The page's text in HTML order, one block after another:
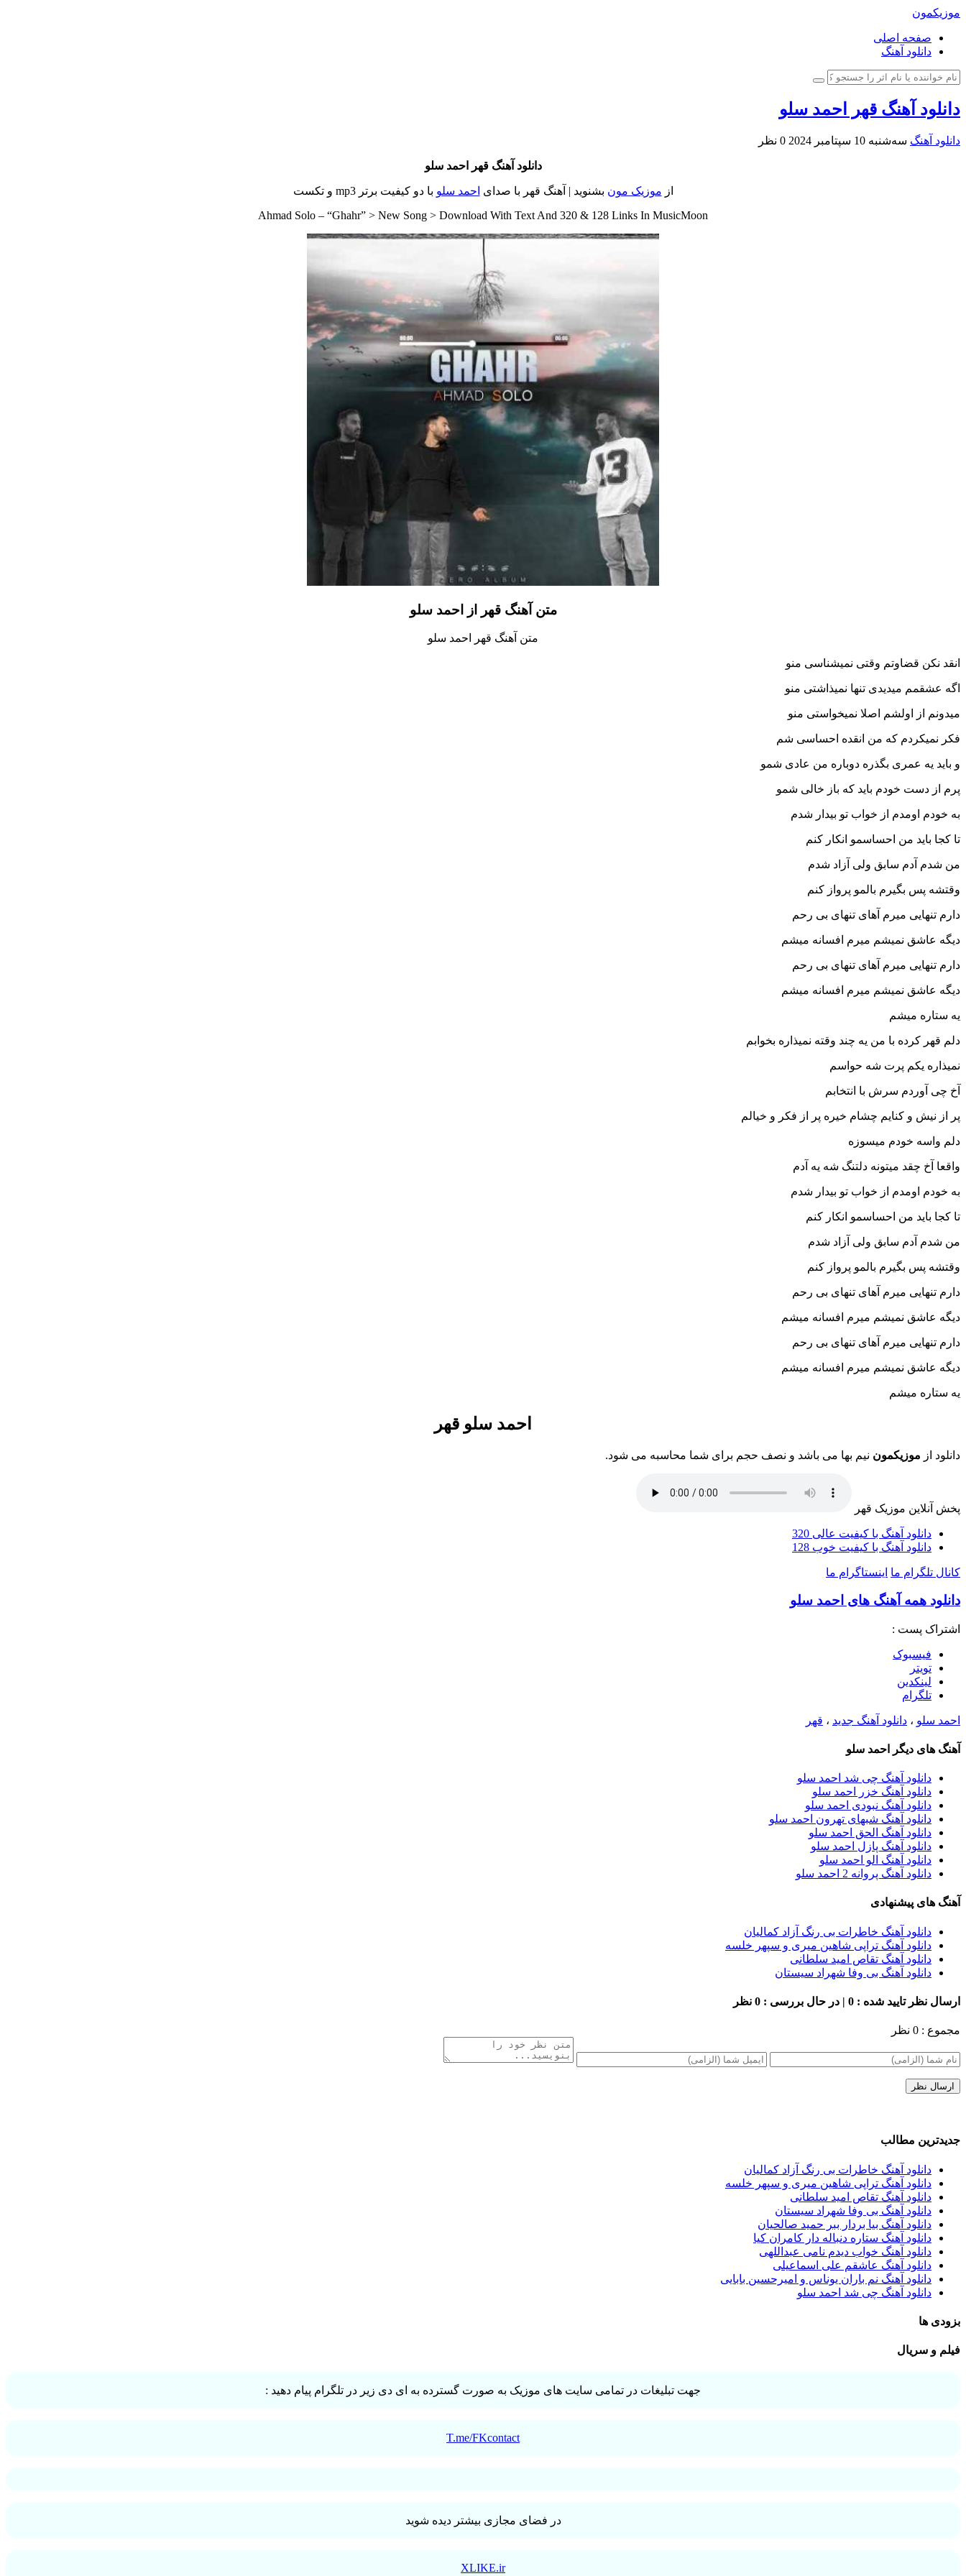
موزیکمون
صفحه اصلی
دانلود آهنگ
دانلود آهنگ قهر احمد سلو
دانلود آهنگ سه‌شنبه 10 سپتامبر 2024 0 نظر
دانلود آهنگ قهر احمد سلو
از موزیک مون بشنوید | آهنگ قهر با صدای احمد سلو با دو کیفیت برتر mp3 و تکست
Ahmad Solo – “Ghahr” > New Song > Download With Text And 320 & 128 Links In MusicMoon
متن آهنگ قهر از احمد سلو
متن آهنگ قهر احمد سلو
انقد نکن قضاوتم وقتی نمیشناسی منو
اگه عشقمم میدیدی تنها نمیذاشتی منو
میدونم از اولشم اصلا نمیخواستی منو
فکر نمیکردم که من انقده احساسی شم
و باید یه عمری بگذره دوباره من عادی شمو
پرم از دست خودم باید که باز خالی شمو
به خودم اومدم از خواب تو بیدار شدم
تا کجا باید من احساسمو انکار کنم
من شدم آدم سابق ولی آزاد شدم
وقتشه پس بگیرم بالمو پرواز کنم
دارم تنهایی میرم آهای تنهای بی رحم
دیگه عاشق نمیشم میرم افسانه میشم
دارم تنهایی میرم آهای تنهای بی رحم
دیگه عاشق نمیشم میرم افسانه میشم
یه ستاره میشم
دلم قهر کرده با من یه چند وقته نمیذاره بخوابم
نمیذاره یکم پرت شه حواسم
آخ چی آوردم سرش با انتخابم
پر از نیش و کنایم چشام خیره پر از فکر و خیالم
دلم واسه خودم میسوزه
واقعا آخ چقد میتونه دلتنگ شه یه آدم
به خودم اومدم از خواب تو بیدار شدم
تا کجا باید من احساسمو انکار کنم
من شدم آدم سابق ولی آزاد شدم
وقتشه پس بگیرم بالمو پرواز کنم
دارم تنهایی میرم آهای تنهای بی رحم
دیگه عاشق نمیشم میرم افسانه میشم
دارم تنهایی میرم آهای تنهای بی رحم
دیگه عاشق نمیشم میرم افسانه میشم
یه ستاره میشم
احمد سلو قهر
دانلود از موزیکمون نیم بها می باشد و نصف حجم برای شما محاسبه می شود.
پخش آنلاین موزیک قهر
دانلود آهنگ با کیفیت عالی 320
دانلود آهنگ با کیفیت خوب 128
کانال تلگرام ما اینستاگرام ما
دانلود همه آهنگ های احمد سلو
اشتراک پست :
فيسبوک
تويتر
لینکدین
تلگرام
احمد سلو ، دانلود آهنگ جدید ، قهر
آهنگ های دیگر احمد سلو
دانلود آهنگ چی شد احمد سلو
دانلود آهنگ خزر احمد سلو
دانلود آهنگ نبودی احمد سلو
دانلود آهنگ شبهای تهرون احمد سلو
دانلود آهنگ الحق احمد سلو
دانلود آهنگ پازل احمد سلو
دانلود آهنگ الو احمد سلو
دانلود آهنگ پروانه 2 احمد سلو
آهنگ های پیشنهادی
دانلود آهنگ خاطرات بی رنگ آزاد کمالیان
دانلود آهنگ تراپی شاهین میری و سپهر خلسه
دانلود آهنگ تقاص امید سلطانی
دانلود آهنگ بی وفا شهراد سیستان
ارسال نظرتایید شده : 0 | در حال بررسی : 0 نظر
مجموع : 0 نظر
جدیدترین مطالب
دانلود آهنگ خاطرات بی رنگ آزاد کمالیان
دانلود آهنگ تراپی شاهین میری و سپهر خلسه
دانلود آهنگ تقاص امید سلطانی
دانلود آهنگ بی وفا شهراد سیستان
دانلود آهنگ بیا بردار ببر حمید صالحیان
دانلود آهنگ ستاره دنباله دار کامران کیا
دانلود آهنگ خواب دیدم نامی عبداللهی
دانلود آهنگ عاشقم علی اسماعیلی
دانلود آهنگ نم باران یوناس و امیرحسین بابایی
دانلود آهنگ چی شد احمد سلو
بزودی ها
فیلم و سریال
جهت تبلیغات در تمامی سایت های موزیک به صورت گسترده به ای دی زیر در تلگرام پیام دهید :
T.me/FKcontact
در فضای مجازی بیشتر دیده شوید
XLIKE.ir